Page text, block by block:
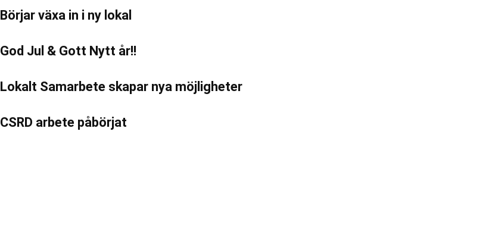
Börjar växa in i ny lokal
God Jul & Gott Nytt år!!
Lokalt Samarbete skapar nya möjligheter
CSRD arbete påbörjat